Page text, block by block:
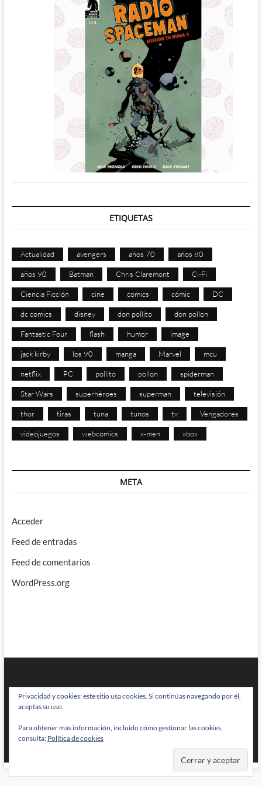
ETIQUETAS
Actualidad avengers años 70 años 80
años 90 Batman Chris Claremont Ci-Fi
Ciencia Ficción cine comics cómic DC
dc comics disney don pollito don pollon
Fantastic Four flash humor image
jack kirby los 90 manga Marvel mcu
netflix PC pollito pollon spiderman
Star Wars superhéroes superman televisión
thor tiras tuna tunos tv Vengadores
videojuegos webcomics x-men xbox
META
Acceder
Feed de entradas
Feed de comentarios
WordPress.org
BRAINSTOMPING| Diseñado por:Theme Freesia|WordPress| © Todos
los derechos reservados
Privacidad y cookies: este sitio usa cookies. Si continúas navegando por él,
aceptas su uso.
Para obtener más información, incluido cómo gestionar las cookies,
consulta: Política de cookies